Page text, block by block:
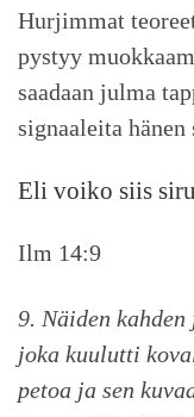
Hurjimmat
pystyy
saadaan julma
signaaleita
Eli voiko siis
Ilm 14:9
9. Näiden
joka kuulutti
petoa ja sen